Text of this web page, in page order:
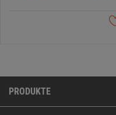
PRODUKTE